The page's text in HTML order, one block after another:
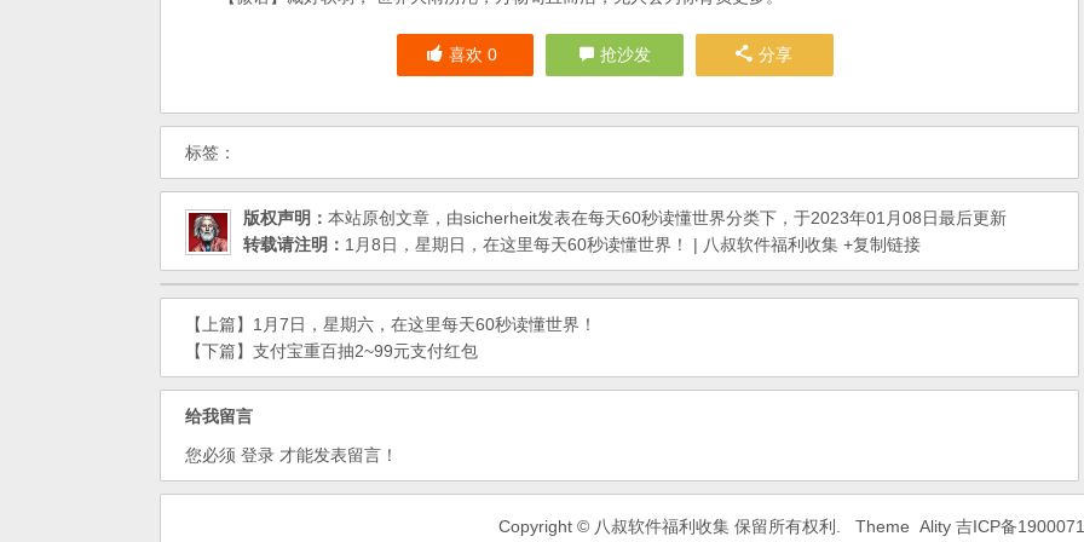
喜欢0 抢沙发 分享
标签：
版权声明： 本站原创文章，由sicherheit发表在每天60秒读懂世界分类下，于2023年01月08日最后更新
转载请注明： 1月8日，星期日，在这里每天60秒读懂世界！ | 八叔软件福利收集 +复制链接
【上篇】 1月7日，星期六，在这里每天60秒读懂世界！
【下篇】 支付宝重百抽2~99元支付红包
给我留言
您必须 登录 才能发表留言！
Copyright © 八叔软件福利收集 保留所有权利. Theme Ality 吉ICP备